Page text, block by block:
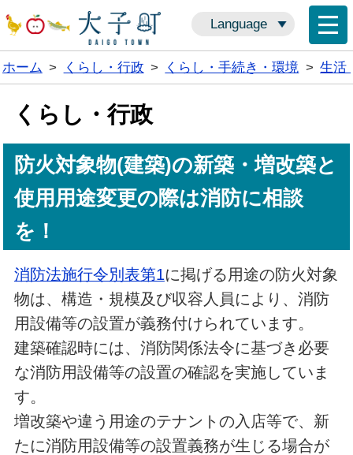
Language
ホーム > くらし・行政 > くらし・手続き・環境 > 生活
くらし・行政
防火対象物(建築)の新築・増改築と
使用用途変更の際は消防に相談
を！
消防法施行令別表第1に掲げる用途の防火対象
物は、構造・規模及び収容人員により、消防
用設備等の設置が義務付けられています。
建築確認時には、消防関係法令に基づき必要
な消防用設備等の設置の確認を実施していま
す。
増改築や違う用途のテナントの入店等で、新
たに消防用設備等の設置義務が生じる場合が